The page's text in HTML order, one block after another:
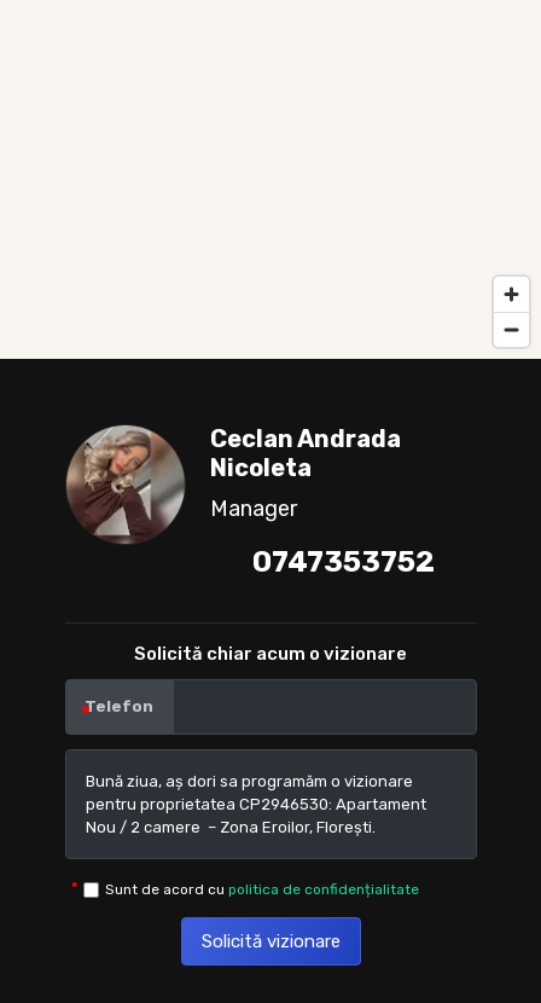
Ceclan Andrada
Nicoleta
Manager
0747353752
Solicită chiar acum o vizionare
Telefon
Sunt de acord cu politica de confidențialitate
Solicită vizionare